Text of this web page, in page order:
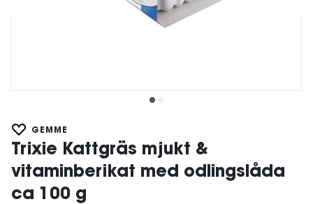
GEMME
Trixie Kattgräs mjukt &
vitaminberikat med odlingslåda
ca 100 g